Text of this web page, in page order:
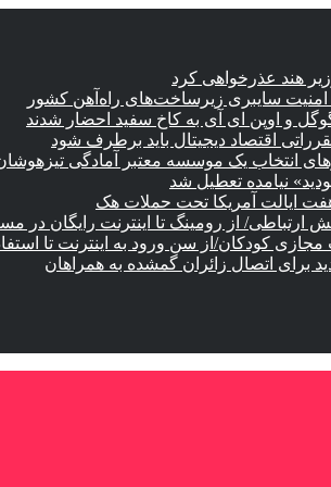
هند عذرخواهی کرد
سایبری زیرساخت‌های راه‌آهن کشور
گوگل و اوپن ای آی به کاخ سفید احضار شدند
اقتصاد دیجیتال باید برطرف شود
انتخاب یک موسسه معتبر آمادگی
نیامده تعطیل شد
ایالت آمریکا تحت حملات هک
ارتباطی/ از رومینگ تا اینترنت رایگان در
کودکان/از سن ورود به اینترنت تا
برای اتصال زائران گمشده به همراهان